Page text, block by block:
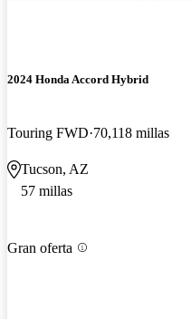
2024 Honda Accord Hybrid
Touring FWD 70,118 millas
Tucson, AZ
57 millas
Gran oferta